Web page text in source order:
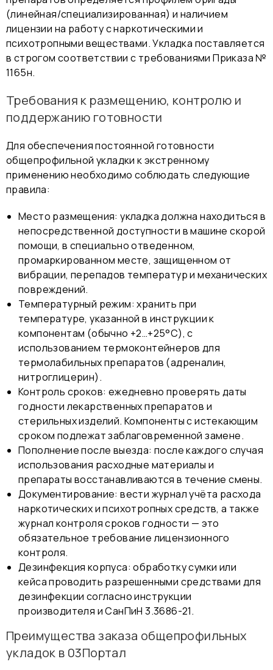
(линейная/специализированная) и наличием
лицензии на работу с наркотическими и
психотропными веществами. Укладка поставляется
в строгом соответствии с требованиями Приказа №
1165н.
Требования к размещению, контролю и
поддержанию готовности
Для обеспечения постоянной готовности
общепрофильной укладки к экстренному
применению необходимо соблюдать следующие
правила:
Место размещения: укладка должна находиться в
непосредственной доступности в машине скорой
помощи, в специально отведенном,
промаркированном месте, защищенном от
вибрации, перепадов температур и механических
повреждений.
Температурный режим: хранить при
температуре, указанной в инструкции к
компонентам (обычно +2…+25°С), с
использованием термоконтейнеров для
термолабильных препаратов (адреналин,
нитроглицерин).
Контроль сроков: ежедневно проверять даты
годности лекарственных препаратов и
стерильных изделий. Компоненты с истекающим
сроком подлежат заблаговременной замене.
Пополнение после выезда: после каждого случая
использования расходные материалы и
препараты восстанавливаются в течение смены.
Документирование: вести журнал учёта расхода
наркотических и психотропных средств, а также
журнал контроля сроков годности — это
обязательное требование лицензионного
контроля.
Дезинфекция корпуса: обработку сумки или
кейса проводить разрешенными средствами для
дезинфекции согласно инструкции
производителя и СанПиН 3.3686-21.
Преимущества заказа общепрофильных
укладок в 03Портал